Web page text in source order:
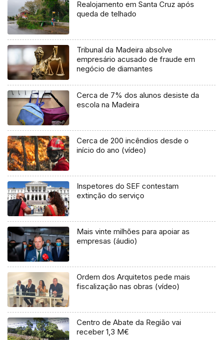
Realojamento em Santa Cruz após
queda de telhado
Tribunal da Madeira absolve
empresário acusado de fraude em
negócio de diamantes
Cerca de 7% dos alunos desiste da
escola na Madeira
Cerca de 200 incêndios desde o
início do ano (vídeo)
Inspetores do SEF contestam
extinção do serviço
Mais vinte milhões para apoiar as
empresas (áudio)
Ordem dos Arquitetos pede mais
fiscalização nas obras (vídeo)
Centro de Abate da Região vai
receber 1,3 M€